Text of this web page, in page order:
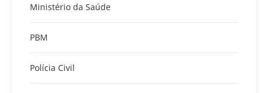
Ministério da Saúde
PBM
Polícia Civil